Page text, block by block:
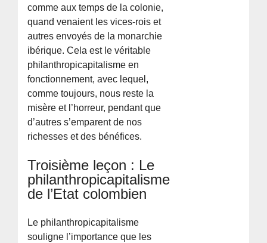
comme aux temps de la colonie,
quand venaient les vices-rois et
autres envoyés de la monarchie
ibérique. Cela est le véritable
philanthropicapitalisme en
fonctionnement, avec lequel,
comme toujours, nous reste la
misère et l’horreur, pendant que
d’autres s’emparent de nos
richesses et des bénéfices.
Troisième leçon : Le
philanthropicapitalisme
de l’Etat colombien
Le philanthropicapitalisme
souligne l’importance que les